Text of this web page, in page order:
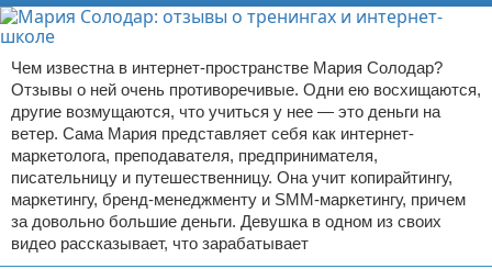
Чем известна в интернет-пространстве Мария Солодар?
Отзывы о ней очень противоречивые. Одни ею восхищаются,
другие возмущаются, что учиться у нее — это деньги на
ветер. Сама Мария представляет себя как интернет-
маркетолога, преподавателя, предпринимателя,
писательницу и путешественницу. Она учит копирайтингу,
маркетингу, бренд-менеджменту и SMM-маркетингу, причем
за довольно большие деньги. Девушка в одном из своих
видео рассказывает, что зарабатывает